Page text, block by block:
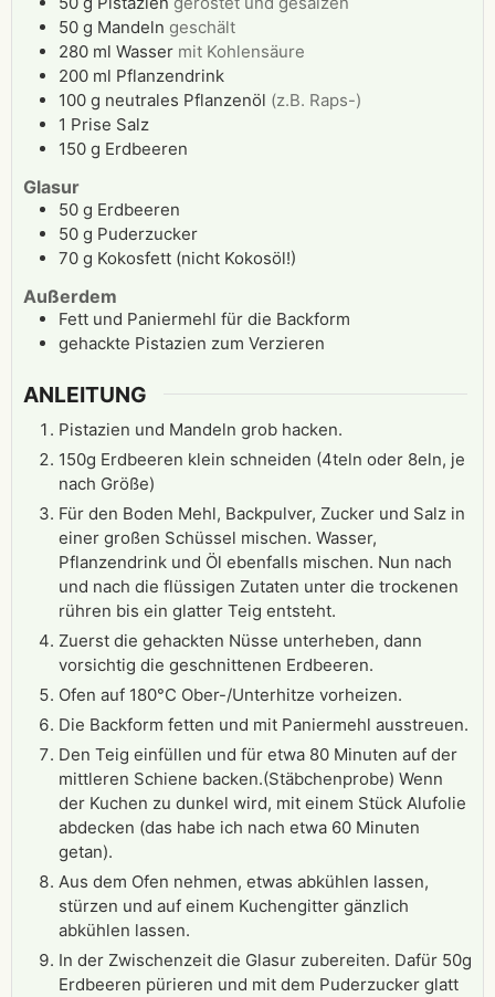
50 g Mandeln geschält
280 ml Wasser mit Kohlensäure
200 ml Pflanzendrink
100 g neutrales Pflanzenöl (z.B. Raps-)
1 Prise Salz
150 g Erdbeeren
Glasur
50 g Erdbeeren
50 g Puderzucker
70 g Kokosfett (nicht Kokosöl!)
Außerdem
Fett und Paniermehl für die Backform
gehackte Pistazien zum Verzieren
ANLEITUNG
Pistazien und Mandeln grob hacken.
150g Erdbeeren klein schneiden (4teln oder 8eln, je
nach Größe)
Für den Boden Mehl, Backpulver, Zucker und Salz in
einer großen Schüssel mischen. Wasser,
Pflanzendrink und Öl ebenfalls mischen. Nun nach
und nach die flüssigen Zutaten unter die trockenen
rühren bis ein glatter Teig entsteht.
Zuerst die gehackten Nüsse unterheben, dann
vorsichtig die geschnittenen Erdbeeren.
Ofen auf 180°C Ober-/Unterhitze vorheizen.
Die Backform fetten und mit Paniermehl ausstreuen.
Den Teig einfüllen und für etwa 80 Minuten auf der
mittleren Schiene backen.(Stäbchenprobe) Wenn
der Kuchen zu dunkel wird, mit einem Stück Alufolie
abdecken (das habe ich nach etwa 60 Minuten
getan).
Aus dem Ofen nehmen, etwas abkühlen lassen,
stürzen und auf einem Kuchengitter gänzlich
abkühlen lassen.
In der Zwischenzeit die Glasur zubereiten. Dafür 50g
Erdbeeren pürieren und mit dem Puderzucker glatt